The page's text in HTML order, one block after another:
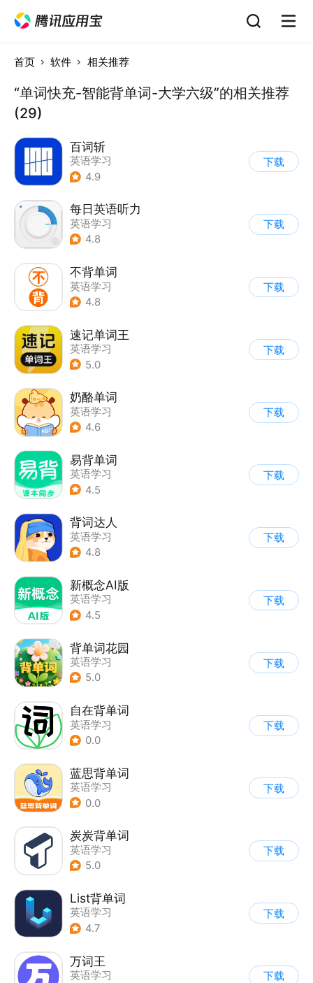
首页 软件 相关推荐
“单词快充-智能背单词-大学六级”的相关推荐
(29)
百词斩
英语学习
4.9
下载
每日英语听力
英语学习
4.8
下载
不背单词
英语学习
4.8
下载
速记单词王
英语学习
5.0
下载
奶酪单词
英语学习
4.6
下载
易背单词
英语学习
4.5
下载
背词达人
英语学习
4.8
下载
新概念AI版
英语学习
4.5
下载
背单词花园
英语学习
5.0
下载
自在背单词
英语学习
0.0
下载
蓝思背单词
英语学习
0.0
下载
炭炭背单词
英语学习
5.0
下载
List背单词
英语学习
4.7
下载
万词王
英语学习
下载